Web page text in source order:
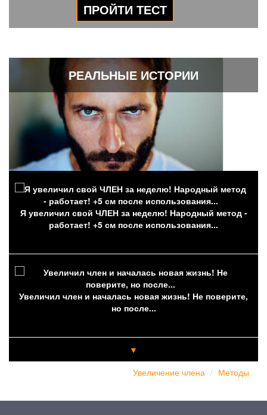
ПРОЙТИ ТЕСТ
РЕАЛЬНЫЕ ИСТОРИИ
Я увеличил свой ЧЛЕН за неделю! Народный метод -
работает! +5 см после использования...
Увеличил член и началась новая жизнь! Не поверите,
но после...
▼
Увеличение члена
Методы